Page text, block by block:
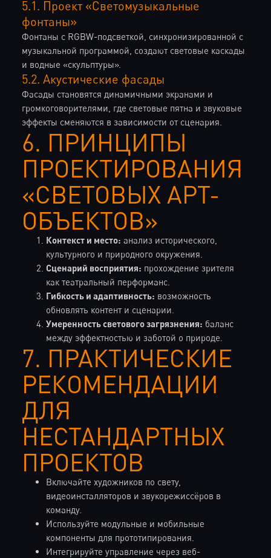
5.1. Проект «Светомузыкальные
фонтаны»
Фонтаны с RGBW-подсветкой, синхронизированной с
музыкальной программой, создают световые каскады
и водные «скульптуры».
5.2. Акустические фасады
Фасады становятся динамичными экранами и
громкоговорителями, где световые пятна и звуковые
эффекты сменяются в зависимости от сценария.
6. ПРИНЦИПЫ
ПРОЕКТИРОВАНИЯ
«СВЕТОВЫХ АРТ-
ОБЪЕКТОВ»
Контекст и место: анализ исторического,
культурного и природного окружения.
Сценарий восприятия: прохождение зрителя
как театральный перформанс.
Гибкость и адаптивность: возможность
обновлять контент и сценарии.
Умеренность светового загрязнения: баланс
между эффектностью и заботой о природе.
7. ПРАКТИЧЕСКИЕ
РЕКОМЕНДАЦИИ
ДЛЯ
НЕСТАНДАРТНЫХ
ПРОЕКТОВ
Включайте художников по свету,
видеоинсталляторов и звукорежиссёров в
команду.
Используйте модульные и мобильные
компоненты для прототипирования.
Интегрируйте управление через веб-